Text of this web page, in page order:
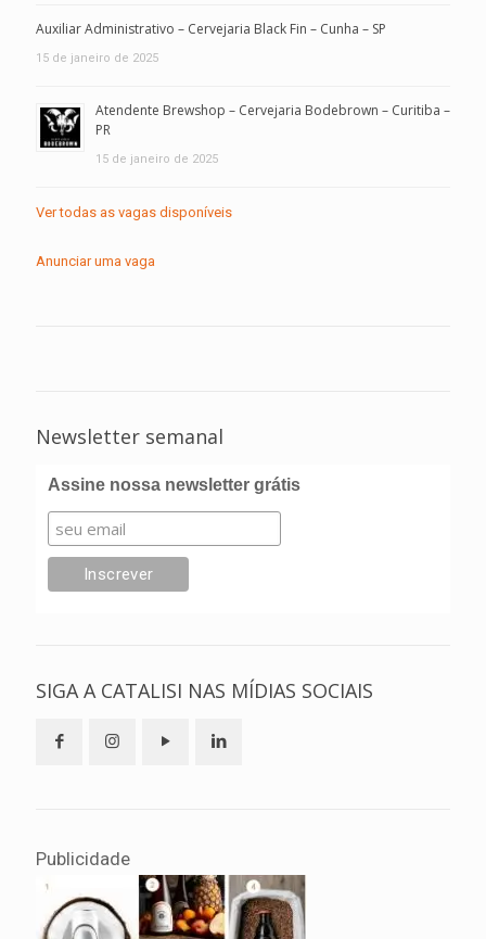
Auxiliar Administrativo – Cervejaria Black Fin – Cunha – SP
15 de janeiro de 2025
Atendente Brewshop – Cervejaria Bodebrown – Curitiba –
PR
15 de janeiro de 2025
Ver todas as vagas disponíveis
Anunciar uma vaga
Newsletter semanal
Assine nossa newsletter grátis
SIGA A CATALISI NAS MÍDIAS SOCIAIS
Publicidade